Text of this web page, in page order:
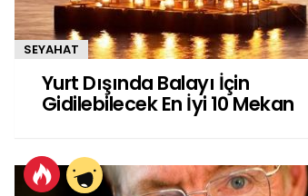
SEYAHAT
Yurt Dışında Balayı İçin
Gidilebilecek En İyi 10 Mekan